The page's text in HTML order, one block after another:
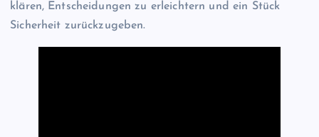
klären, Entscheidungen zu erleichtern und ein Stück
Sicherheit zurückzugeben.